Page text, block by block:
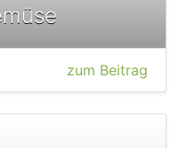
zum Beitrag